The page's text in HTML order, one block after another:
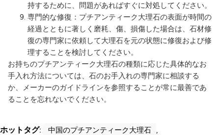
持するために、問題があればすぐに対処してください。
専門的な修復：プチアンティーク大理石の表面が時間の
経過とともに著しく磨耗、傷、損傷した場合は、石材修
復の専門家に依頼して大理石を元の状態に修復および修
理することを検討してください。
お持ちのプチアンティーク大理石の種類に応じた具体的なお
手入れ方法については、石のお手入れの専門家に相談する
か、メーカーのガイドラインを参照することが常に最善であ
ることを忘れないでください。
ホットタグ: 中国のプチアンティーク大理石 ,